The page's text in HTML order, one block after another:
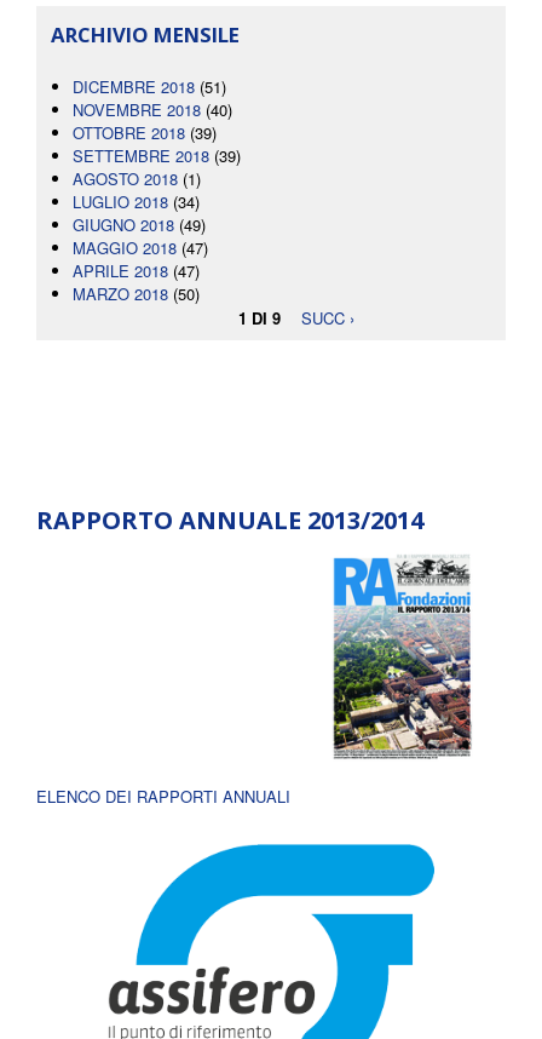
ARCHIVIO MENSILE
DICEMBRE 2018 (51)
NOVEMBRE 2018 (40)
OTTOBRE 2018 (39)
SETTEMBRE 2018 (39)
AGOSTO 2018 (1)
LUGLIO 2018 (34)
GIUGNO 2018 (49)
MAGGIO 2018 (47)
APRILE 2018 (47)
MARZO 2018 (50)
1 DI 9
SUCC ›
RAPPORTO ANNUALE 2013/2014
ELENCO DEI RAPPORTI ANNUALI